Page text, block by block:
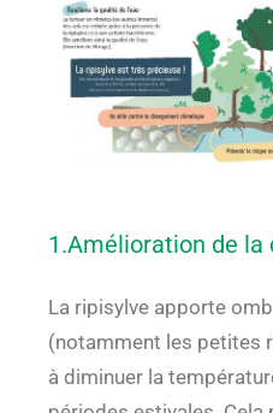
1.Amélioration de la
La ripisylve apporte
(notamment les petites
à diminuer la